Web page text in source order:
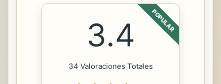
POPULAR
3.4
34 Valoraciones Totales